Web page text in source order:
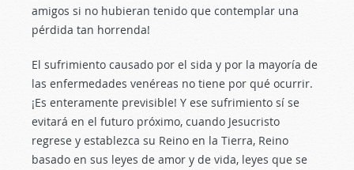
amigos si no hubieran tenido que contemplar una
pérdida tan horrenda!
El sufrimiento causado por el sida y por la mayoría de
las enfermedades venéreas no tiene por qué ocurrir.
¡Es enteramente previsible! Y ese sufrimiento sí se
evitará en el futuro próximo, cuando Jesucristo
regrese y establezca su Reino en la Tierra, Reino
basado en sus leyes de amor y de vida, leyes que se